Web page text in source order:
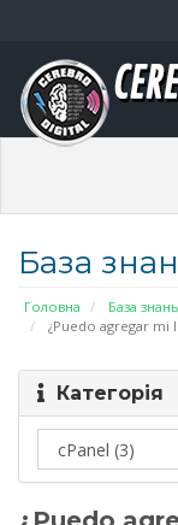
База
Головна База знань
¿Puedo agregar mi
Категорія